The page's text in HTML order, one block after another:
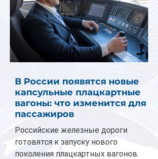
В России появятся новые
капсульные плацкартные
вагоны: что изменится для
пассажиров
Российские железные дороги
готовятся к запуску нового
поколения плацкартных вагонов.